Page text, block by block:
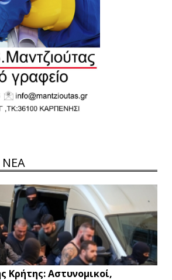
ΝΕΑ
Κρήτης: Αστυνομικοί,